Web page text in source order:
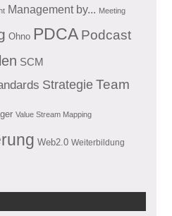
Management by... Meeting
Ohno PDCA Podcast
SCM
Strategie Team
Value Stream Mapping
Web2.0 Weiterbildung